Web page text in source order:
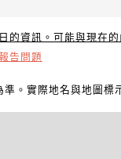
的資訊。可能與現在
告問題
。實際地名與地圖標